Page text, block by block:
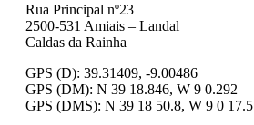
Rua Principal nº23
2500-531 Amiais – Landal
Caldas da Rainha
GPS (D): 39.31409, -9.00486
GPS (DM): N 39 18.846, W 9 0.292
GPS (DMS): N 39 18 50.8, W 9 0 17.5